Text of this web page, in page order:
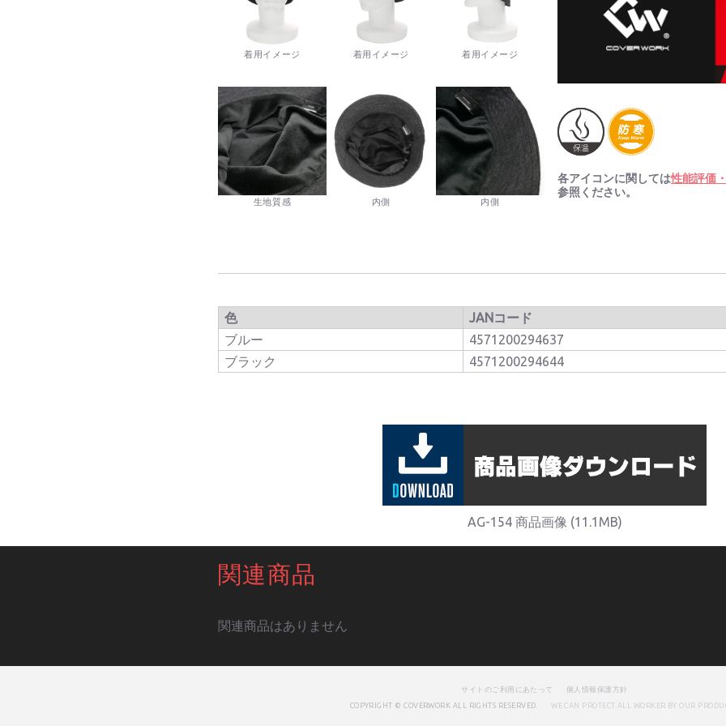
着用イメージ 着用イメージ 着用イメージ
生地質感 内側 内側
各アイコンに関しては性能評価
参照ください。
色
JANコード
ブルー
4571200294637
ブラック
4571200294644
AG-154 商品画像 (11.1MB)
関連商品
関連商品はありません
サイトのご利用にあたって
個人情報保護方針
COPYRIGHT © COVERWORK ALL RIGHTS RESERVED.
WE CAN PROTECT ALL WORKER BY OUR